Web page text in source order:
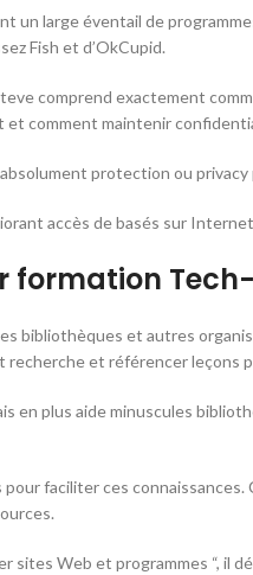
un large éventail de
Fish et d’OkCupid.
comprend exactement
comment maintenir
absolument protection ou
accès de basés sur
formation
bibliothèques et autres
et référencer leçons
en plus aide minuscules
faciliter ces
sites Web et programmes “,